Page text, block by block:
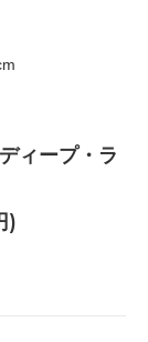
ィープ・ラ
)